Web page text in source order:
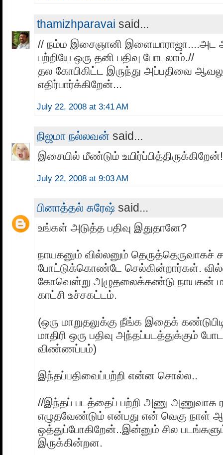
thamizhparavai said...
// நம்ம இசைஞானி
பற்றியே ஒரு தனி பதிவு போடலாம்.//
தல கோபிகிட்ட இருந்து அப்பதிவை
எதிர்பார்க்கிறேன்...
July 22, 2008 at 3:41 AM
நிஜமா நல்லவன் said...
இசையில் மீண்டும் உயிர்ப்பித்திருக்கிறேன்!
July 22, 2008 at 9:03 AM
பினாத்தல் சுரேஷ் said...
உங்கள் அடுத்த பதிவு இதுதானே?
நாயகனும் வில்லனும்
போட்டுக்கொண்டே செல்கின்றார்கள்.
கோவென்று அழுதலைக்கண்டு நாயகன்
காட்சி உச்சகட்டம்.
(ஒரு மாறுதலுக்கு நீங்க இதைக்
மாதிரி ஒரு பதிவு அந்தப்படத்துக்கும்
விண்ணப்பம்)
இந்தப்பதிவைப்பற்றி என்ன சொல்ல..
//இந்தப் படத்தைப் பற்றி அணு அணுவாக
எழுதவேண்டும் என்பது என் வெகு நாள்
ஒத்துப்போகிறேன்..இன்னும் சில
இருக்கின்றன.